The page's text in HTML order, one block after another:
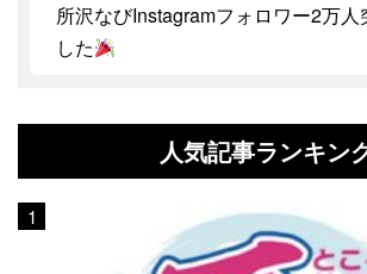
所沢なびInstagramフォロワー2万人
した
人気記事ランキン